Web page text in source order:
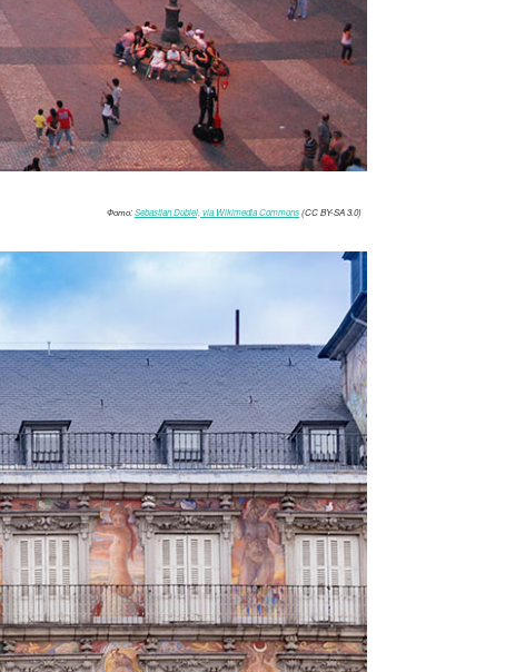
Фото:Sebastian Dubiel, via Wikimedia Commons(CC BY-SA 3.0)